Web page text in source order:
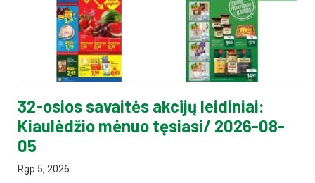
32-osios savaitės akcijų leidiniai:
Kiaulėdžio mėnuo tęsiasi/ 2026-08-
05
Rgp 5, 2026